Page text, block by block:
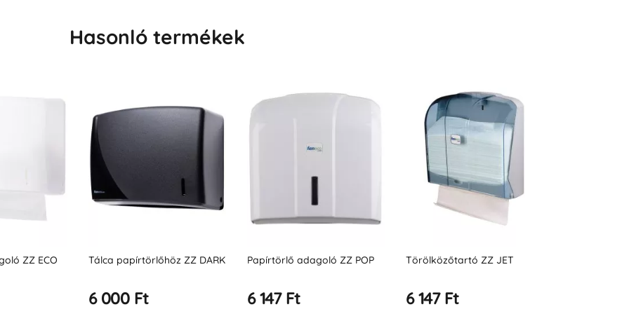
Hasonló termékek
ZZ DARK Papírtörlő adagoló ZZ POP
6 147 Ft
Törölközőtartó ZZ JET
6 147 Ft
Szalvétaadagoló
6 367 Ft